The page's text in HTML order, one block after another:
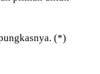
(*)